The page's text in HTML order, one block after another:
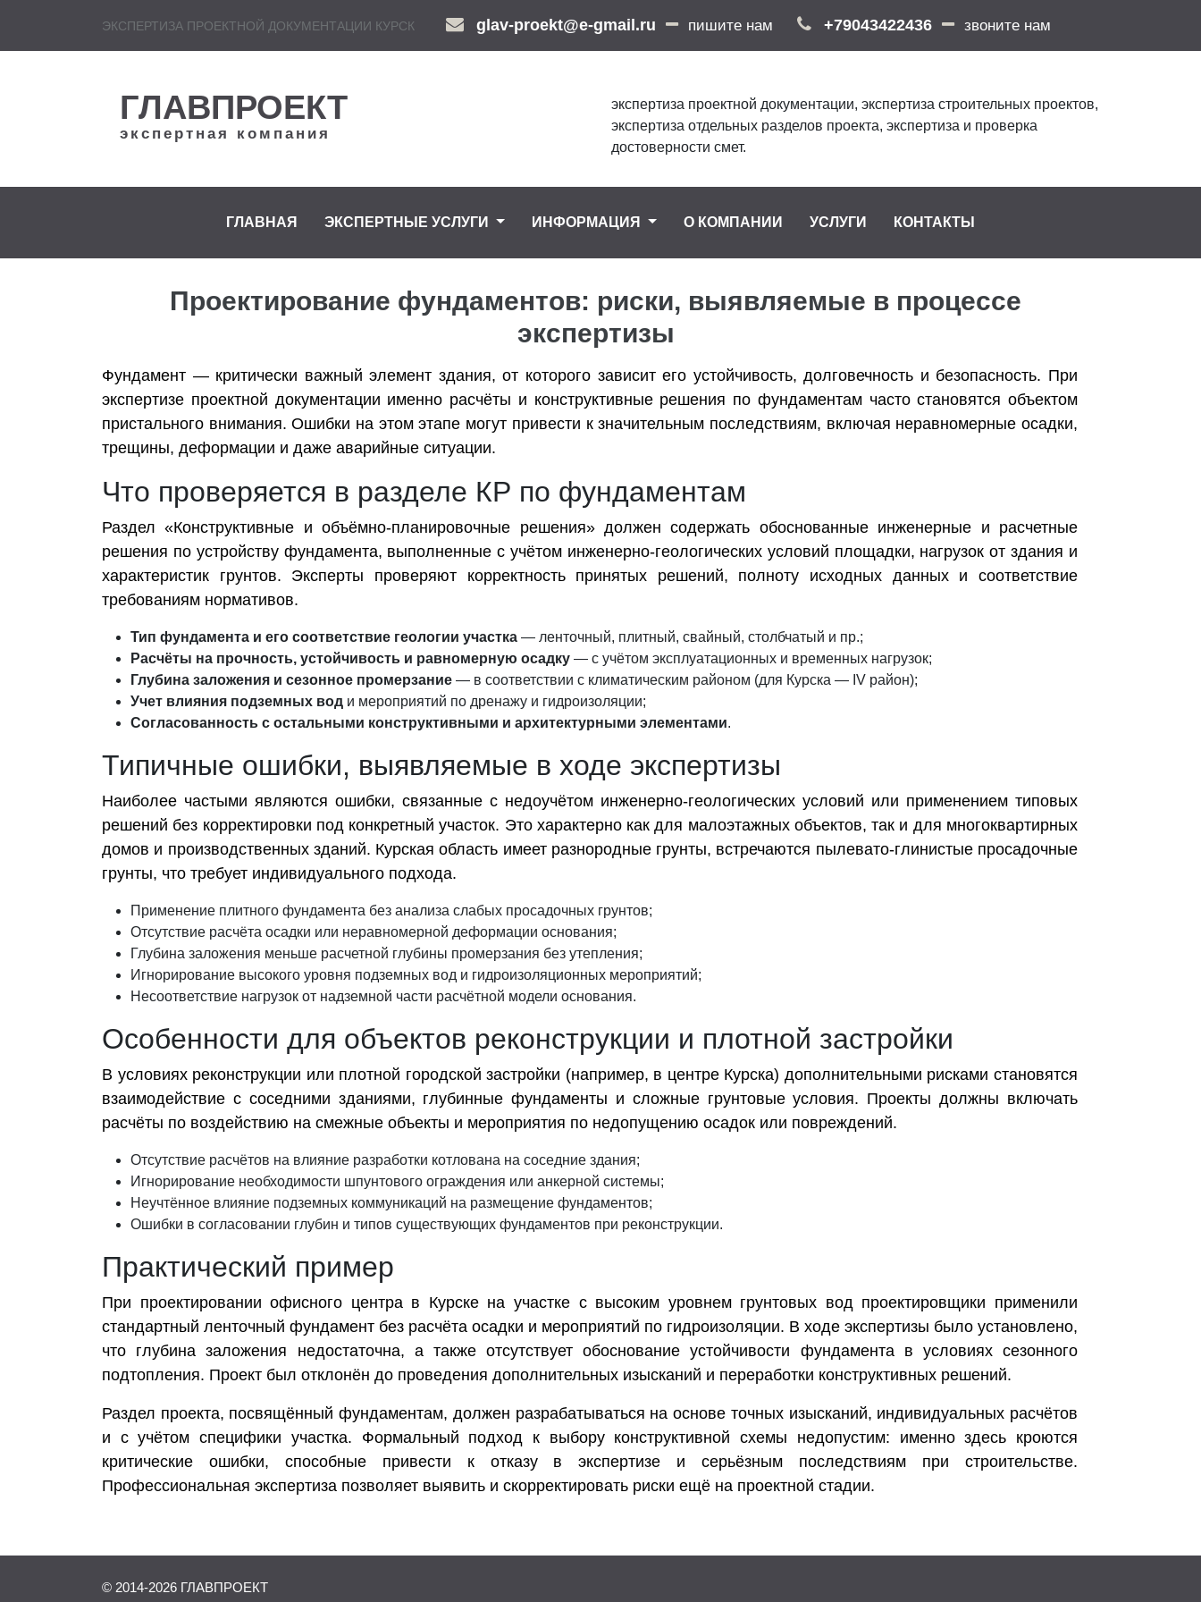
ЭКСПЕРТИЗА ПРОЕКТНОЙ ДОКУМЕНТАЦИИ КУРСК glav-proekt@e-gmail.ru пишите нам +79043422436 звоните нам
ГЛАВПРОЕКТ
экспертная компания
экспертиза проектной документации, экспертиза строительных проектов,
экспертиза отдельных разделов проекта, экспертиза и проверка
достоверности смет.
ГЛАВНАЯ ЭКСПЕРТНЫЕ УСЛУГИ ИНФОРМАЦИЯ О КОМПАНИИ УСЛУГИ КОНТАКТЫ
Проектирование фундаментов: риски, выявляемые в процессе
экспертизы
Фундамент — критически важный элемент здания, от которого зависит его устойчивость, долговечность и безопасность. При
экспертизе проектной документации именно расчёты и конструктивные решения по фундаментам часто становятся объектом
пристального внимания. Ошибки на этом этапе могут привести к значительным последствиям, включая неравномерные осадки,
трещины, деформации и даже аварийные ситуации.
Что проверяется в разделе КР по фундаментам
Раздел «Конструктивные и объёмно-планировочные решения» должен содержать обоснованные инженерные и расчетные
решения по устройству фундамента, выполненные с учётом инженерно-геологических условий площадки, нагрузок от здания и
характеристик грунтов. Эксперты проверяют корректность принятых решений, полноту исходных данных и соответствие
требованиям нормативов.
Тип фундамента и его соответствие геологии участка — ленточный, плитный, свайный, столбчатый и пр.;
Расчёты на прочность, устойчивость и равномерную осадку — с учётом эксплуатационных и временных нагрузок;
Глубина заложения и сезонное промерзание — в соответствии с климатическим районом (для Курска — IV район);
Учет влияния подземных вод и мероприятий по дренажу и гидроизоляции;
Согласованность с остальными конструктивными и архитектурными элементами.
Типичные ошибки, выявляемые в ходе экспертизы
Наиболее частыми являются ошибки, связанные с недоучётом инженерно-геологических условий или применением типовых
решений без корректировки под конкретный участок. Это характерно как для малоэтажных объектов, так и для многоквартирных
домов и производственных зданий. Курская область имеет разнородные грунты, встречаются пылевато-глинистые просадочные
грунты, что требует индивидуального подхода.
Применение плитного фундамента без анализа слабых просадочных грунтов;
Отсутствие расчёта осадки или неравномерной деформации основания;
Глубина заложения меньше расчетной глубины промерзания без утепления;
Игнорирование высокого уровня подземных вод и гидроизоляционных мероприятий;
Несоответствие нагрузок от надземной части расчётной модели основания.
Особенности для объектов реконструкции и плотной застройки
В условиях реконструкции или плотной городской застройки (например, в центре Курска) дополнительными рисками становятся
взаимодействие с соседними зданиями, глубинные фундаменты и сложные грунтовые условия. Проекты должны включать
расчёты по воздействию на смежные объекты и мероприятия по недопущению осадок или повреждений.
Отсутствие расчётов на влияние разработки котлована на соседние здания;
Игнорирование необходимости шпунтового ограждения или анкерной системы;
Неучтённое влияние подземных коммуникаций на размещение фундаментов;
Ошибки в согласовании глубин и типов существующих фундаментов при реконструкции.
Практический пример
При проектировании офисного центра в Курске на участке с высоким уровнем грунтовых вод проектировщики применили
стандартный ленточный фундамент без расчёта осадки и мероприятий по гидроизоляции. В ходе экспертизы было установлено,
что глубина заложения недостаточна, а также отсутствует обоснование устойчивости фундамента в условиях сезонного
подтопления. Проект был отклонён до проведения дополнительных изысканий и переработки конструктивных решений.
Раздел проекта, посвящённый фундаментам, должен разрабатываться на основе точных изысканий, индивидуальных расчётов
и с учётом специфики участка. Формальный подход к выбору конструктивной схемы недопустим: именно здесь кроются
критические ошибки, способные привести к отказу в экспертизе и серьёзным последствиям при строительстве.
Профессиональная экспертиза позволяет выявить и скорректировать риски ещё на проектной стадии.
© 2014-2026 ГЛАВПРОЕКТ